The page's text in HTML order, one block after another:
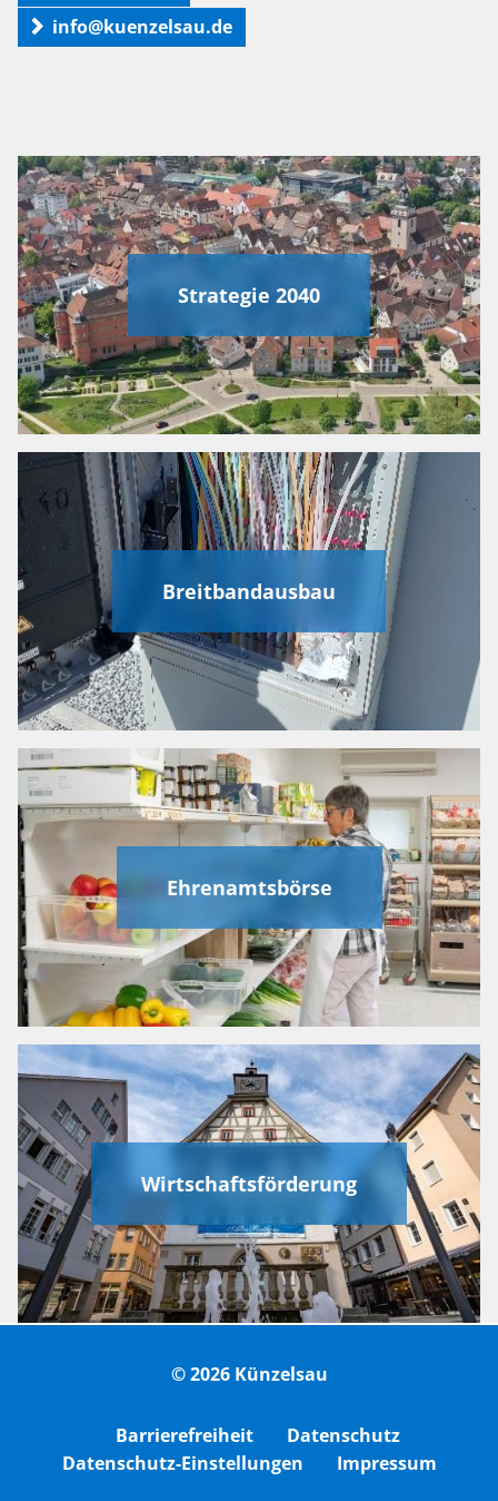
info@kuenzelsau.de
Strategie 2040
Breitbandausbau
Ehrenamtsbörse
Wirtschaftsförderung
© 2026 Künzelsau
Barrierefreiheit
Datenschutz
Datenschutz-Einstellungen
Impressum